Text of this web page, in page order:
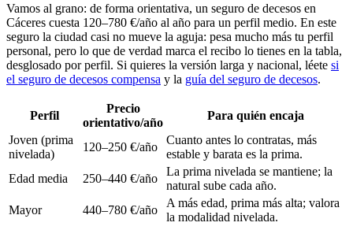
Vamos al grano: de forma orientativa, un seguro de decesos en
Cáceres cuesta 120–780 €/año al año para un perfil medio. En este
seguro la ciudad casi no mueve la aguja: pesa mucho más tu perfil
personal, pero lo que de verdad marca el recibo lo tienes en la tabla,
desglosado por perfil. Si quieres la versión larga y nacional, léete si
el seguro de decesos compensa y la guía del seguro de decesos.
Perfil
Precio
orientativo/año
Para quién encaja
Joven (prima
nivelada)
120–250 €/año
Cuanto antes lo contratas, más
estable y barata es la prima.
Edad media
250–440 €/año
La prima nivelada se mantiene; la
natural sube cada año.
Mayor
440–780 €/año
A más edad, prima más alta; valora
la modalidad nivelada.